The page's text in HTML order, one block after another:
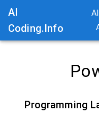
AI
Coding.Info
Programming